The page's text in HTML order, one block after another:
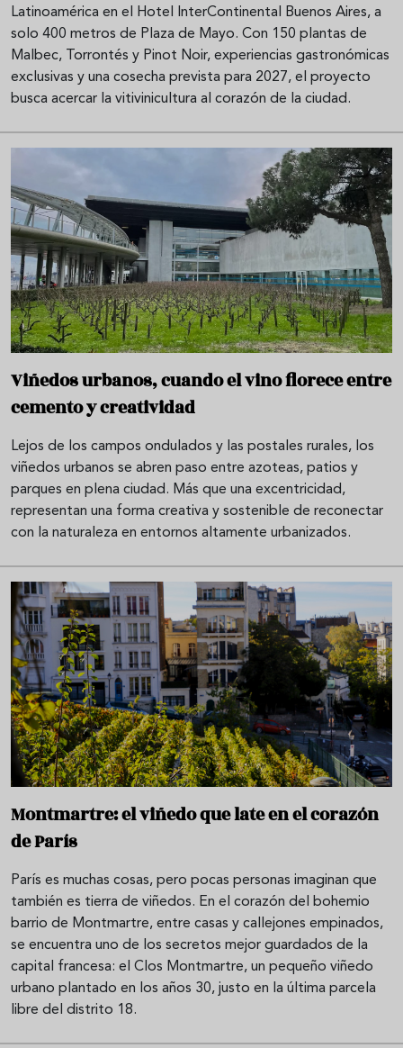
Latinoamérica en el Hotel InterContinental Buenos Aires, a
solo 400 metros de Plaza de Mayo. Con 150 plantas de
Malbec, Torrontés y Pinot Noir, experiencias gastronómicas
exclusivas y una cosecha prevista para 2027, el proyecto
busca acercar la vitivinicultura al corazón de la ciudad.
Viñedos urbanos, cuando el vino florece entre
cemento y creatividad
Lejos de los campos ondulados y las postales rurales, los
viñedos urbanos se abren paso entre azoteas, patios y
parques en plena ciudad. Más que una excentricidad,
representan una forma creativa y sostenible de reconectar
con la naturaleza en entornos altamente urbanizados.
Montmartre: el viñedo que late en el corazón
de París
París es muchas cosas, pero pocas personas imaginan que
también es tierra de viñedos. En el corazón del bohemio
barrio de Montmartre, entre casas y callejones empinados,
se encuentra uno de los secretos mejor guardados de la
capital francesa: el Clos Montmartre, un pequeño viñedo
urbano plantado en los años 30, justo en la última parcela
libre del distrito 18.